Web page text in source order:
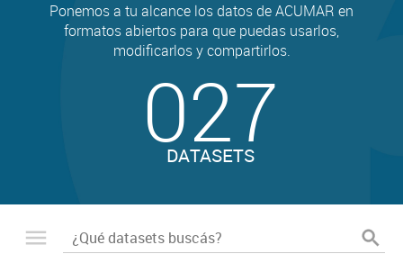
Ponemos a tu alcance los datos de ACUMAR en
formatos abiertos para que puedas usarlos,
modificarlos y compartirlos.
027
DATASETS